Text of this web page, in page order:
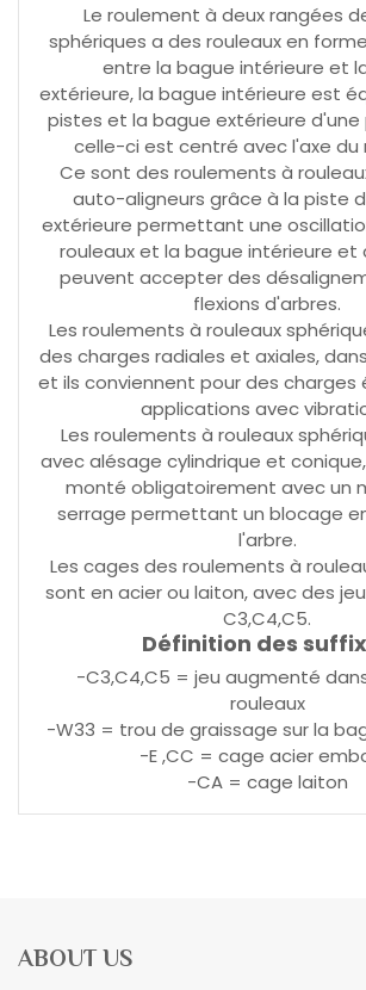
Le roulement à deux rangées
sphériques a des rouleaux en
entre la bague intérieure et
extérieure, la bague intérieure est
pistes et la bague extérieure d'une
celle-ci est centré avec l'axe du
Ce sont des roulements à
auto-aligneurs grâce à la piste
extérieure permettant une
rouleaux et la bague intérieure et
peuvent accepter des
flexions d'arbres.
Les roulements à rouleaux
des charges radiales et axiales,
et ils conviennent pour des charges
applications avec
Les roulements à rouleaux
avec alésage cylindrique et
monté obligatoirement avec un
serrage permettant un blocage
l'arbre.
Les cages des roulements à
sont en acier ou laiton, avec des
C3,C4,C5.
Définition des
-C3,C4,C5 = jeu augmenté
rouleaux
-W33 = trou de graissage sur la
-E ,CC = cage acier
-CA = cage laiton
ABOUT US